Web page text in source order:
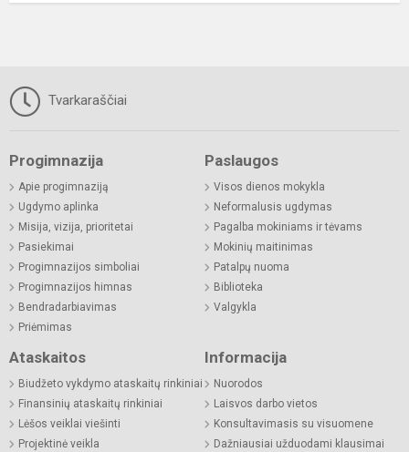
Tvarkaraščiai
Progimnazija
Apie progimnaziją
Ugdymo aplinka
Misija, vizija, prioritetai
Pasiekimai
Progimnazijos simboliai
Progimnazijos himnas
Bendradarbiavimas
Priėmimas
Paslaugos
Visos dienos mokykla
Neformalusis ugdymas
Pagalba mokiniams ir tėvams
Mokinių maitinimas
Patalpų nuoma
Biblioteka
Valgykla
Ataskaitos
Biudžeto vykdymo ataskaitų rinkiniai
Finansinių ataskaitų rinkiniai
Lėšos veiklai viešinti
Projektinė veikla
Informacija
Nuorodos
Laisvos darbo vietos
Konsultavimasis su visuomene
Dažniausiai užduodami klausimai